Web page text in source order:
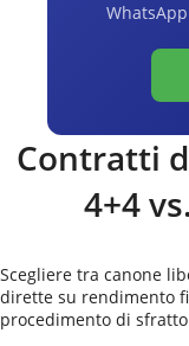
Contratti
4+4
Scegliere tra canone
dirette su rendimento
procedimento di